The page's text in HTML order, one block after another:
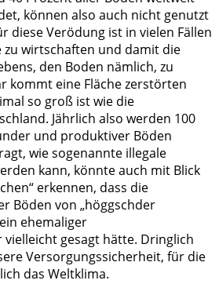
können also auch nicht genutzt
diese Verödung ist in vielen Fällen
zu wirtschaften und damit die
den Boden nämlich, zu
kommt eine Fläche zerstörten
so groß ist wie die
Jährlich also werden 100
und produktiver Böden
wie sogenannte illegale
kann, könnte auch mit Blick
erkennen, dass die
Böden von „höggschder
ehemaliger
gesagt hätte. Dringlich
Versorgungssicherheit, für die
das Weltklima.